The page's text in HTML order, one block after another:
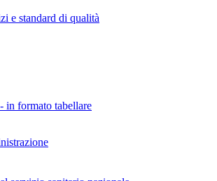
e standard di qualità
in formato tabellare